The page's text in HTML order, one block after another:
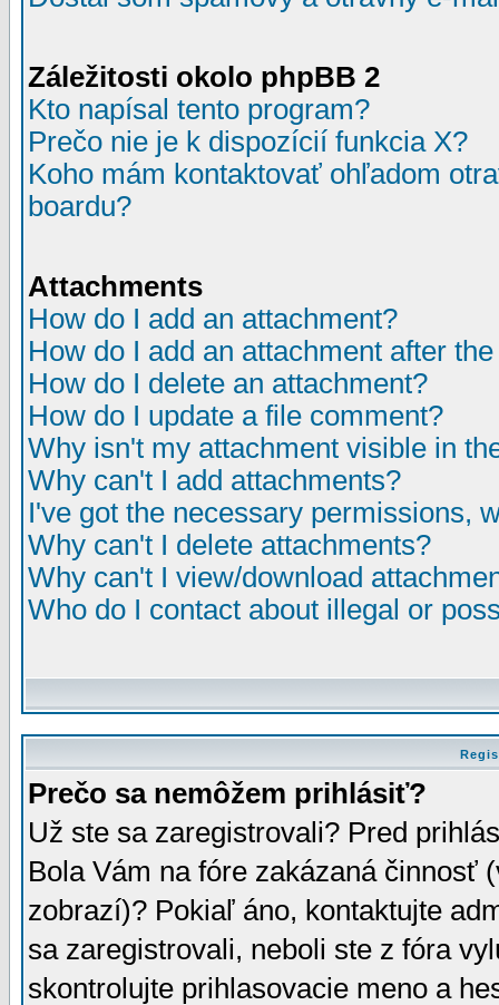
Záležitosti okolo phpBB 2
Kto napísal tento program?
Prečo nie je k dispozícií funkcia X?
Koho mám kontaktovať ohľadom
boardu?
Attachments
How do I add an attachment?
How do I add an attachment after
How do I delete an attachment?
How do I update a file comment?
Why isn't my attachment visible in
Why can't I add attachments?
I've got the necessary permissions,
Why can't I delete attachments?
Why can't I view/download
Who do I contact about illegal or
Prečo sa nemôžem prihlásiť?
Už ste sa zaregistrovali? Pred
Bola Vám na fóre zakázaná činnosť
zobrazí)? Pokiaľ áno, kontaktujte
sa zaregistrovali, neboli ste z fóra
skontrolujte prihlasovacie meno a